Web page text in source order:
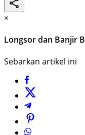
×
Longsor dan Banjir
Sebarkan artikel ini